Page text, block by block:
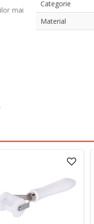
mai
Categorie
Material